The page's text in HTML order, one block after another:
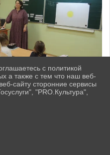
с политикой
а также с тем что наш веб-
сайту сторонние сервисы
"PRO.Культура",